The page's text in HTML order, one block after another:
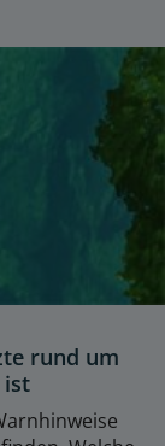
rund um
ist